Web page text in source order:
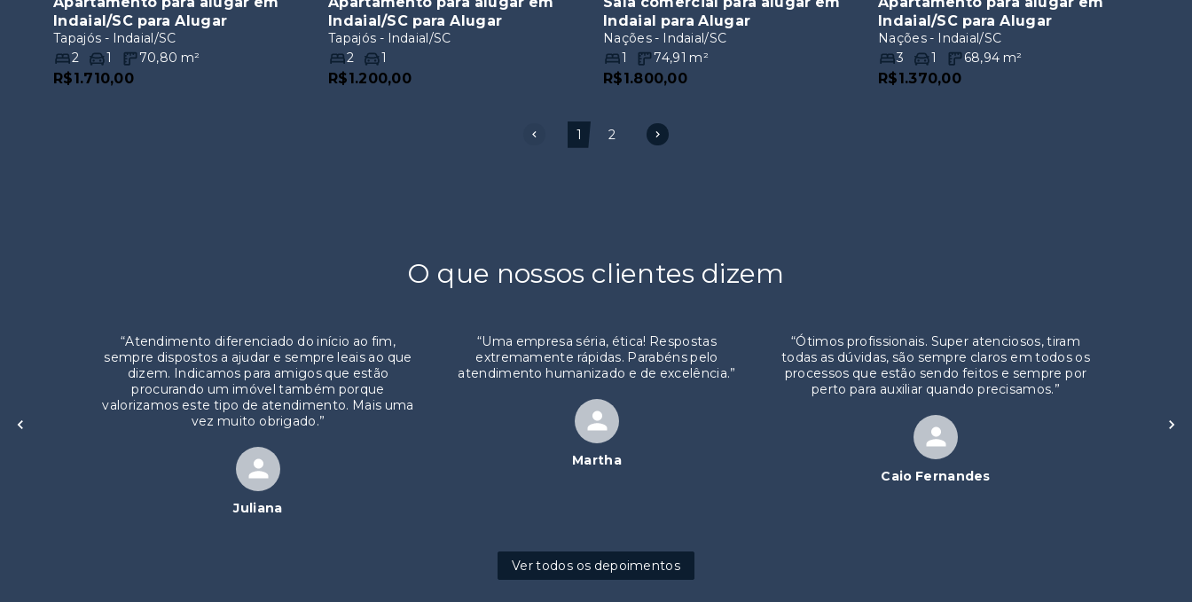
2
1 70,80 m²
R$1.710,00
2
1
R$1.200,00
1
74,91 m²
R$1.800,00
3
1 68,94m²
R$1.370,00
2
procurando um imóvel também porque
valorizamos este tipo de atendimento. Mais uma
vez muito obrigado.”
Juliana
Martha
perto para auxiliar quando precisamos.”
Caio Fernandes